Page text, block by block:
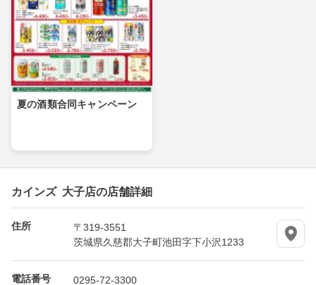
夏の酒類合同キャンペーン
カインズ 大子店の店舗詳細
住所
〒319-3551
茨城県久慈郡大子町池田字下小沢1233
電話番号 0295-72-3300